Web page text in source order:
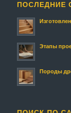
ПОСЛЕДНИЕ
Этапы
Породы